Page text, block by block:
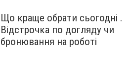
Що краще обрати сьогодні .
Відстрочка по догляду чи
бронювання на роботі